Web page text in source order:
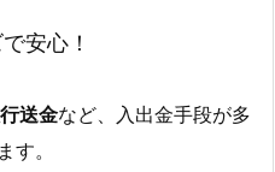
安心！
送金など、入出金手段が多
す。